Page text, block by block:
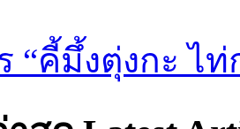
“คี้มึ้งตุ่งกะ ไ